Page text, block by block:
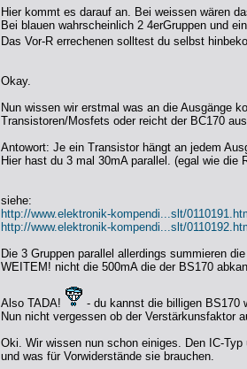
Hier kommt es darauf an. Bei weissen wären
Bei blauen wahrscheinlich 2 4erGruppen und
Das Vor-R errechenen solltest du selbst
Okay.
Nun wissen wir erstmal was an die Ausgänge
Transistoren/Mosfets oder reicht der BC170
Antowort: Je ein Transistor hängt an jedem
Hier hast du 3 mal 30mA parallel. (egal wie
siehe:
http://www.elektronik-kompendi...slt/
http://www.elektronik-kompendi...slt/
Die 3 Gruppen parallel allerdings summieren
WEITEM! nicht die 500mA die der BS170
Also TADA!
- du kannst die billigen BS170
Nun nicht vergessen ob der Verstärkunsfaktor
Oki. Wir wissen nun schon einiges. Den IC-
und was für Vorwiderstände sie brauchen.